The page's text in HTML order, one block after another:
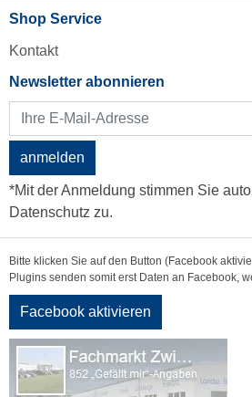
Shop Service
Kontakt
Newsletter abonnieren
anmelden
*Mit der Anmeldung stimmen Sie
Datenschutz zu.
Bitte klicken Sie auf den Button (Facebook
Plugins senden somit erst Daten an Facebook,
Facebook aktivieren